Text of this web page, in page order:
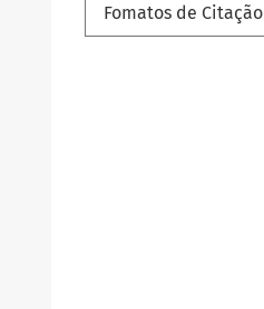
Fomatos de Citação